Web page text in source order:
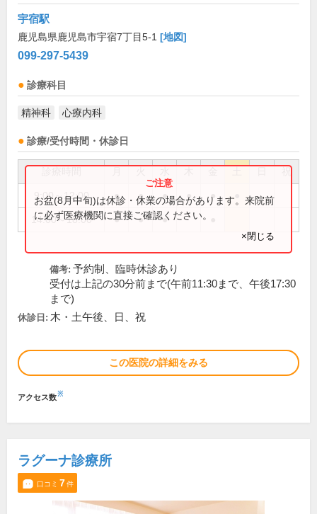
宇宿駅
鹿児島県鹿児島市宇宿7丁目5-1 [地図]
099-297-5439
診療科目
精神科 心療内科
診療/受付時間・休診日
祝
9:00～12:00 ● ● ● ● ●
14:00～18:00 ● ● ●
お盆(8月中旬)は休診・休業の場合があります。来院前
に必ず医療機関に直接ご確認ください。
×閉じる
備考: 予約制、臨時休診あり
受付は上記の30分前まで(午前11:30まで、午後17:30
まで)
休診日: 木・土午後、日、祝
この医院の詳細をみる
アクセス数※
ラグーナ診療所
口コミ 7件